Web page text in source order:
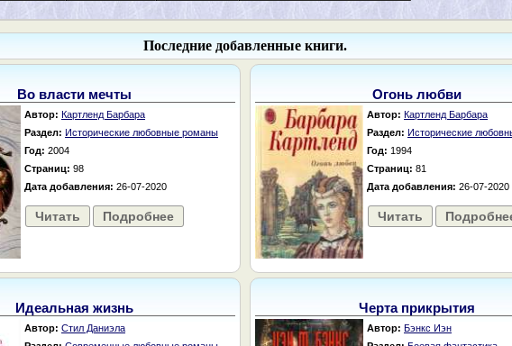
Последние добавленные книги.
Во власти мечты
Автор: Картленд Барбара
Раздел: Исторические любовные романы
Год: 2004
Страниц: 98
Дата добавления: 26-07-2020
Читать Подробнее
Огонь любви
Автор: Картленд Барбара
Раздел: Исторические
Год: 1994
Страниц: 81
Дата добавления: 26-07-2020
Читать
Идеальная жизнь
Автор: Стил Даниэла
Черта прикрытия
Автор: Бэнкс Иэн